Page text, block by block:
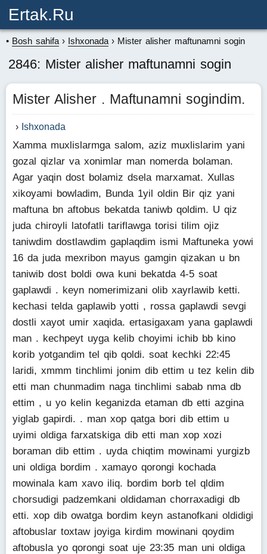
Ertak.ru
Bosh sahifa Ishxonada Mister alisher maftunamni sogin
2846: Mister alisher maftunamni sogin
Mister Alisher . Maftunamni sogindim.
Ishxonada
Xamma muxlislarmga salom, aziz muxlislarim yani
gozal qizlar va xonimlar man nomerda bolaman.
Agar yaqin dost bolamiz dsela marxamat. Xullas
xikoyami bowladim, Bunda 1yil oldin Bir qiz yani
maftuna bn aftobus bekatda taniwb qoldim. U qiz
juda chiroyli latofatli tariflawga torisi tilim ojiz
taniwdim dostlawdim gaplaqdim ismi Maftuneka yowi
16 da juda mexribon mayus gamgin qizakan u bn
taniwib dost boldi owa kuni bekatda 4-5 soat
gaplawdi . keyn nomerimizani olib xayrlawib ketti.
kechasi telda gaplawib yotti , rossa gaplawdi sevgi
dostli xayot umir xaqida. ertasigaxam yana gaplawdi
man . kechpeyt uyga kelib choyimi ichib bb kino
korib yotgandim tel qib qoldi. soat kechki 22:45
laridi, xmmm tinchlimi jonim dib ettim u tez kelin dib
etti man chunmadim naga tinchlimi sabab nma db
ettim , u yo kelin keganizda etaman db etti azgina
yiglab gapirdi. . man xop qatga bori dib ettim u
uyimi oldiga farxatskiga dib etti man xop xozi
boraman dib ettim . uyda chiqtim mowinami yurgizb
uni oldiga bordim . xamayo qorongi kochada
mowinala kam xavo iliq. bordim borb tel qldim
chorsudigi padzemkani oldidaman chorraxadigi db
etti. xop dib owatga bordim keyn astanofkani oldidigi
aftobuslar toxtaw joyiga kirdim mowinani qoydim
aftobusla yo qorongi soat uje 23:35 man uni oldiga